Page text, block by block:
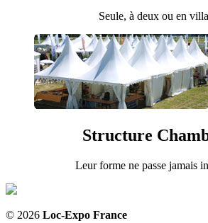
Seule, à deux ou en
Structure
Leur forme ne passe jamais
© 2026 Loc-Expo France